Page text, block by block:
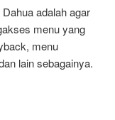
adalah agar
menu yang
menu
lain sebagainya.